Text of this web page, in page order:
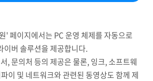
' 페이지에서는 PC 운영 체제를 자동으로
이버 솔루션을 제공합니다.
, 문의처 등의 제공은 물론, 잉크, 소프트웨
이 및 네트워크와 관련된 동영상도 함께 제